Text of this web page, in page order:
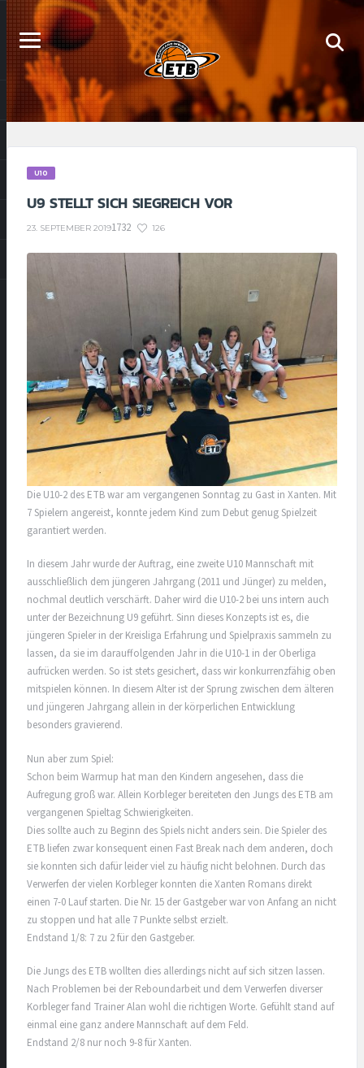
U10
U9 STELLT SICH SIEGREICH VOR
23. SEPTEMBER 20191732 126
Die U10-2 des ETB war am vergangenen Sonntag zu Gast in Xanten. Mit
7 Spielern angereist, konnte jedem Kind zum Debut genug Spielzeit
garantiert werden.
In diesem Jahr wurde der Auftrag, eine zweite U10 Mannschaft mit
ausschließlich dem jüngeren Jahrgang (2011 und Jünger) zu melden,
nochmal deutlich verschärft. Daher wird die U10-2 bei uns intern auch
unter der Bezeichnung U9 geführt. Sinn dieses Konzepts ist es, die
jüngeren Spieler in der Kreisliga Erfahrung und Spielpraxis sammeln zu
lassen, da sie im darauffolgenden Jahr in die U10-1 in der Oberliga
aufrücken werden. So ist stets gesichert, dass wir konkurrenzfähig oben
mitspielen können. In diesem Alter ist der Sprung zwischen dem älteren
und jüngeren Jahrgang allein in der körperlichen Entwicklung
besonders gravierend.
Nun aber zum Spiel:
Schon beim Warmup hat man den Kindern angesehen, dass die
Aufregung groß war. Allein Korbleger bereiteten den Jungs des ETB am
vergangenen Spieltag Schwierigkeiten.
Dies sollte auch zu Beginn des Spiels nicht anders sein. Die Spieler des
ETB liefen zwar konsequent einen Fast Break nach dem anderen, doch
sie konnten sich dafür leider viel zu häufig nicht belohnen. Durch das
Verwerfen der vielen Korbleger konnten die Xanten Romans direkt
einen 7-0 Lauf starten. Die Nr. 15 der Gastgeber war von Anfang an nicht
zu stoppen und hat alle 7 Punkte selbst erzielt.
Endstand 1/8: 7 zu 2 für den Gastgeber.
Die Jungs des ETB wollten dies allerdings nicht auf sich sitzen lassen.
Nach Problemen bei der Reboundarbeit und dem Verwerfen diverser
Korbleger fand Trainer Alan wohl die richtigen Worte. Gefühlt stand auf
einmal eine ganz andere Mannschaft auf dem Feld.
Endstand 2/8 nur noch 9-8 für Xanten.